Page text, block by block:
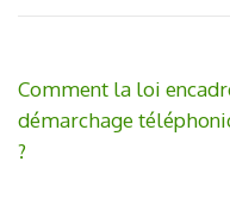
Navigation
de
l’article
Comment la loi
démarchage
?